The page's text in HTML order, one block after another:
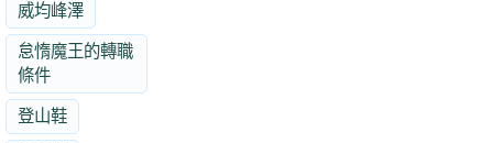
威均峰澤
怠惰魔王的轉職
條件
登山鞋